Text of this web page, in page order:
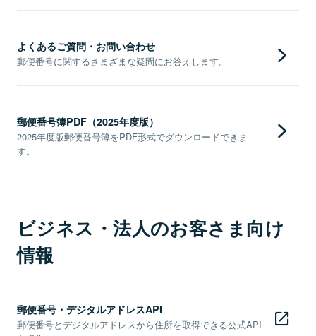
よくあるご質問・お問い合わせ
郵便番号に関するさまざまな疑問にお答えします。
郵便番号簿PDF（2025年度版）
2025年度版郵便番号簿をPDF形式でダウンロードできま
す。
ビジネス・法人のお客さま向け
情報
郵便番号・デジタルアドレスAPI
郵便番号とデジタルアドレスから住所を取得できる公式API